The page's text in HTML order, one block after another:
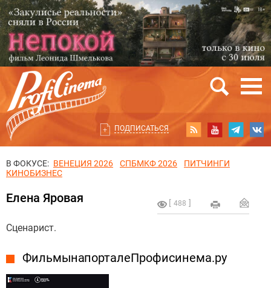
ПОДПИСАТЬСЯ
В ФОКУСЕ: ВЕНЕЦИЯ 2026 СПБМКФ 2026
ПИТЧИНГИ
КИНОБИЗНЕС
488
Елена Яровая
Сценарист.
Фильмы на портале Профисинема.ру